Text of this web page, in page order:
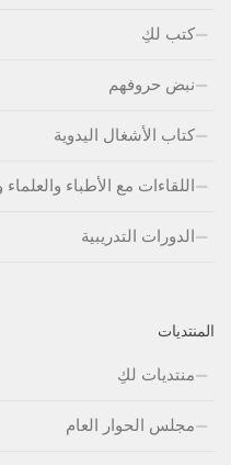
كتب لكِ
نبض حروفهم
كتاب الأشغال اليدوية
اللقاءات مع الأطباء
الدورات التدريبية
المنتديات
منتديات لكِ
مجلس الحوار العام